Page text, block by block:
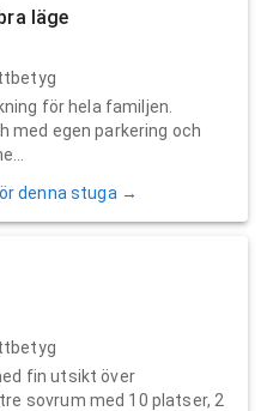
läge
för hela familjen.
med egen parkering och
denna stuga →
fin utsikt över
sovrum med 10 platser, 2